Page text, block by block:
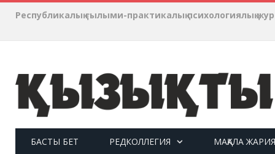
Республикалық ғылыми-практикалық психологиялық
БАСТЫ БЕТ РЕДКОЛЛЕГИЯ МАҚАЛА